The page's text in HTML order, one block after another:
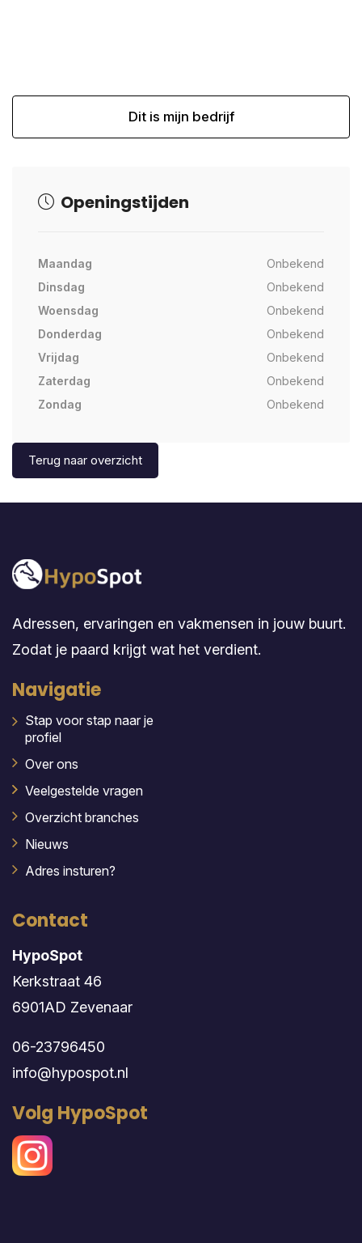
Dit is mijn bedrijf
Openingstijden
Maandag
Onbekend
Dinsdag
Onbekend
Woensdag
Onbekend
Donderdag
Onbekend
Vrijdag
Onbekend
Zaterdag
Onbekend
Zondag
Onbekend
Terug naar overzicht
Adressen, ervaringen en vakmensen in jouw buurt.
Zodat je paard krijgt wat het verdient.
Navigatie
Stap voor stap naar je
profiel
Over ons
Veelgestelde vragen
Overzicht branches
Nieuws
Adres insturen?
Contact
HypoSpot
Kerkstraat 46
6901AD Zevenaar
06-23796450
info@hypospot.nl
Volg HypoSpot